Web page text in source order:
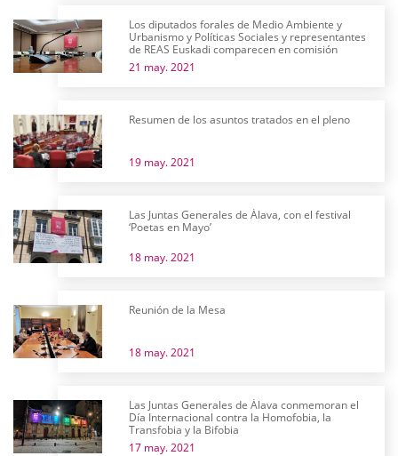
Los diputados forales de Medio Ambiente y
Urbanismo y Políticas Sociales y representantes
de REAS Euskadi comparecen en comisión
21 may. 2021
Resumen de los asuntos tratados en el pleno
19 may. 2021
Las Juntas Generales de Álava, con el festival
‘Poetas en Mayo’
18 may. 2021
Reunión de la Mesa
18 may. 2021
Las Juntas Generales de Álava conmemoran el
Día Internacional contra la Homofobia, la
Transfobia y la Bifobia
17 may. 2021